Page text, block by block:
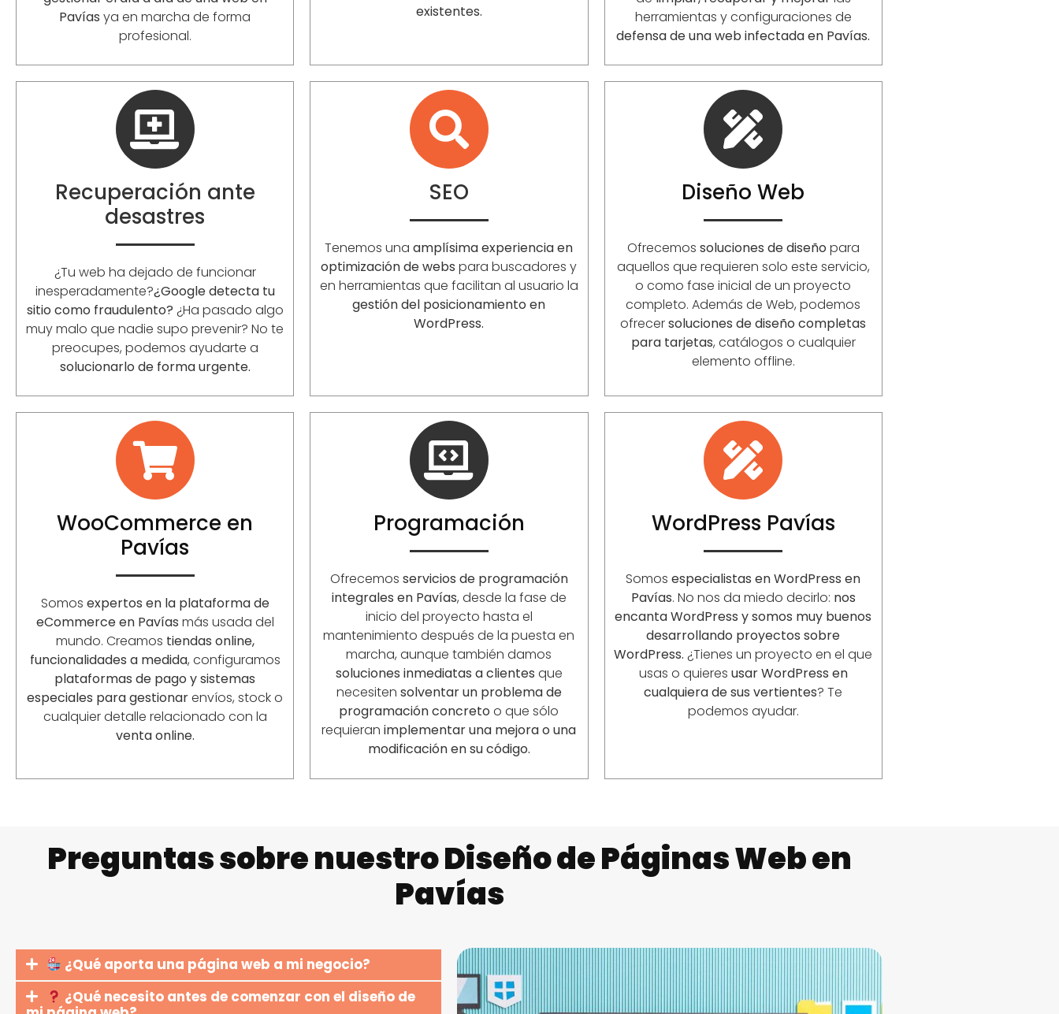
Pavíasya en marcha de forma
profesional.
existentes.
herramientas y configuraciones de
defensa de una web infectada en Pavías.
Recuperación ante
desastres
¿Tu web ha dejado de funcionar
inesperadamente?¿Google detecta tu
sitio como fraudulento? ¿Ha pasado algo
muy malo que nadie supo prevenir? No te
preocupes, podemos ayudarte a
solucionarlo de forma urgente.
SEO
Tenemos unaamplísima experiencia en
optimización de webs para buscadores y
en herramientas que facilitan al usuario la
gestión del posicionamiento en
WordPress.
Diseño Web
Ofrecemos soluciones de diseño para
aquellos que requieren solo este servicio,
o como fase inicial de un proyecto
completo. Además de Web, podemos
ofrecersoluciones de diseño completas
para tarjetas, catálogos o cualquier
elemento offline.
WooCommerce en
Pavías
Somos expertos en la plataforma de
eCommerce en Pavías más usada del
mundo. Creamos tiendas online,
funcionalidades a medida, configuramos
plataformas de pago y sistemas
especiales para gestionarenvíos, stock o
cualquier detalle relacionado con la
venta online.
Programación
Ofrecemos servicios de programación
integrales en Pavías, desde la fase de
inicio del proyecto hasta el
mantenimiento después de la puesta en
marcha, aunque también damos
soluciones inmediatas a clientes que
necesiten solventar un problema de
programación concreto o que sólo
requieranimplementar una mejora o una
modificación en su código.
WordPress Pavías
Somos especialistas en WordPress en
Pavías. No nos da miedo decirlo: nos
encanta WordPress y somos muy buenos
desarrollando proyectos sobre
WordPress. ¿Tienes un proyecto en el que
usas o quieres usar WordPress en
cualquiera de sus vertientes? Te
podemos ayudar.
Preguntas sobre nuestro Diseño de Páginas Web en
Pavías
¿Qué aporta una página web a mi negocio?
¿Qué necesito antes de comenzar con el diseño de